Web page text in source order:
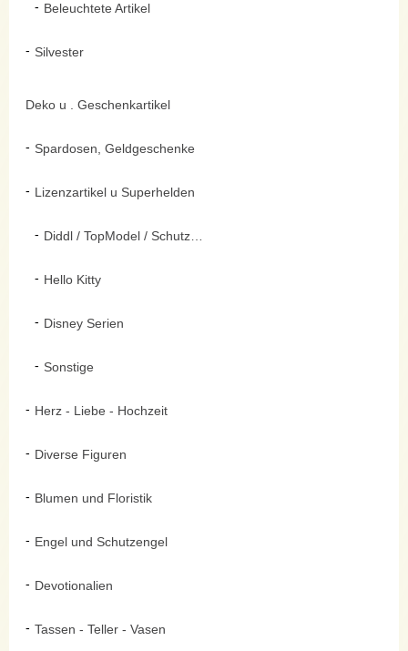
Beleuchtete Artikel
Silvester
Deko u . Geschenkartikel
Spardosen, Geldgeschenke
Lizenzartikel u Superhelden
Hello Kitty
Disney Serien
Sonstige
Herz - Liebe - Hochzeit
Diverse Figuren
Blumen und Floristik
Engel und Schutzengel
Devotionalien
Tassen - Teller - Vasen